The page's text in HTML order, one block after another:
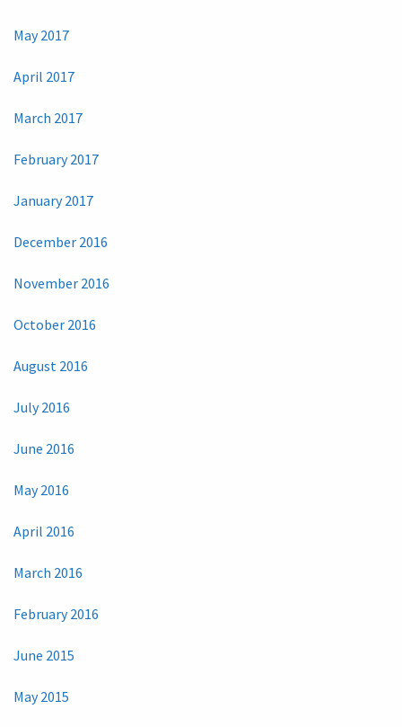
May 2017
April 2017
March 2017
February 2017
January 2017
December 2016
November 2016
October 2016
August 2016
July 2016
June 2016
May 2016
April 2016
March 2016
February 2016
June 2015
May 2015